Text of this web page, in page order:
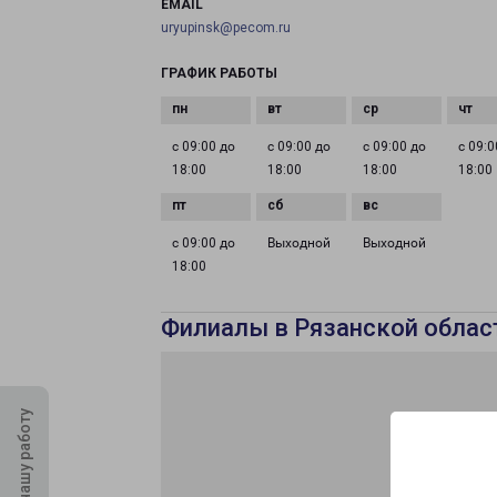
EMAIL
uryupinsk@pecom.ru
ГРАФИК РАБОТЫ
с 09:00 до
18:00
с 09:00 до
18:00
с 09:00 до
18:00
с
18:00
с 09:00 до
18:00
Выходной Выходной
Филиалы в Рязанской